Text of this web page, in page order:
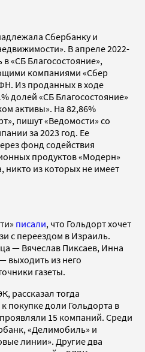
Сбербанку и
В апреле 2022-
в «СБ Благосостояние»,
компаниями «Сбер
Из проданных в ходе
долей «СБ Благосостояние»
активы». На 82,86%
пишут «Ведомости» со
за 2023 год. Ее
фонд содействия
продуктов «Модерн»
никто из которых не имеет
писали, что Гольдорт хочет
с переездом в Израиль.
— Вячеслав Пиксаев, Инна
выходить из него
газеты.
рассказал тогда
покупке доли Гольдорта в
15 компаний. Среди
«Делимобиль» и
линии». Другие два